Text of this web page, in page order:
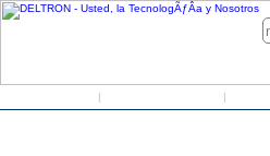
| |